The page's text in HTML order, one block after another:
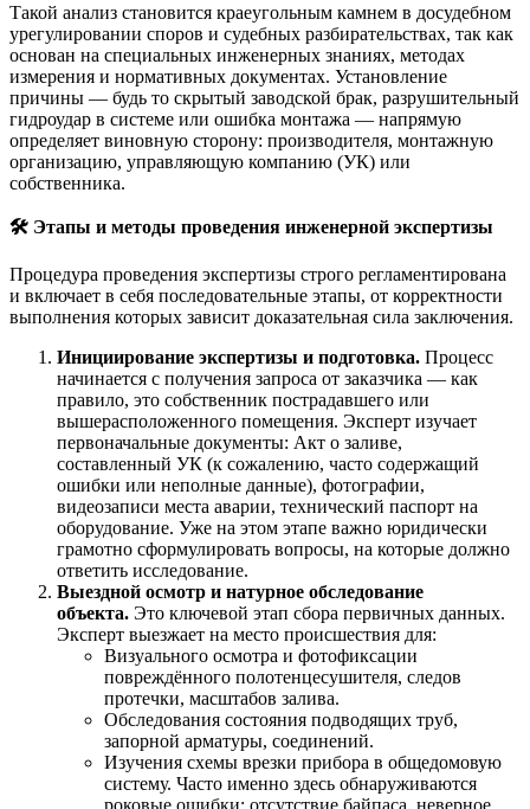
Такой анализ становится краеугольным камнем в досудебном
урегулировании споров и судебных разбирательствах, так как
основан на специальных инженерных знаниях, методах
измерения и нормативных документах. Установление
причины — будь то скрытый заводской брак, разрушительный
гидроудар в системе или ошибка монтажа — напрямую
определяет виновную сторону: производителя, монтажную
организацию, управляющую компанию (УК) или
собственника.
🛠 ️ Этапы и методы проведения инженерной экспертизы
Процедура проведения экспертизы строго регламентирована
и включает в себя последовательные этапы, от корректности
выполнения которых зависит доказательная сила заключения.
Инициирование экспертизы и подготовка. Процесс
начинается с получения запроса от заказчика — как
правило, это собственник пострадавшего или
вышерасположенного помещения. Эксперт изучает
первоначальные документы: Акт о заливе,
составленный УК (к сожалению, часто содержащий
ошибки или неполные данные), фотографии,
видеозаписи места аварии, технический паспорт на
оборудование. Уже на этом этапе важно юридически
грамотно сформулировать вопросы, на которые должно
ответить исследование.
Выездной осмотр и натурное обследование
объекта. Это ключевой этап сбора первичных данных.
Эксперт выезжает на место происшествия для:
Визуального осмотра и фотофиксации
повреждённого полотенцесушителя, следов
протечки, масштабов залива.
Обследования состояния подводящих труб,
запорной арматуры, соединений.
Изучения схемы врезки прибора в общедомовую
систему. Часто именно здесь обнаруживаются
роковые ошибки: отсутствие байпаса, неверное